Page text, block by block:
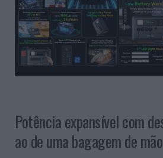
Potência expansível com
ao de uma bagagem de mão